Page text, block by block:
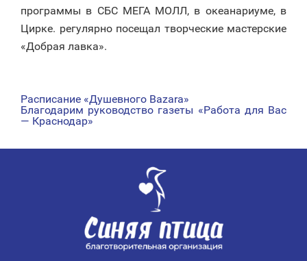
программы в СБС МЕГА МОЛЛ, в океанариуме, в
Цирке. регулярно посещал творческие мастерские
«Добрая лавка».
НАВИГАЦИЯ
ПО
Расписание «Душевного Bazara»
Благодарим руководство газеты «Работа для Вас
— Краснодар»